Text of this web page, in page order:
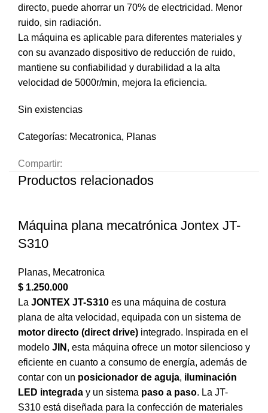
directo, puede ahorrar un 70% de electricidad. Menor
ruido, sin radiación.
La máquina es aplicable para diferentes materiales y
con su avanzado dispositivo de reducción de ruido,
mantiene su confiabilidad y durabilidad a la alta
velocidad de 5000r/min, mejora la eficiencia.
Sin existencias
Categorías: Mecatronica, Planas
Compartir:
Productos relacionados
Máquina plana mecatrónica Jontex JT-
S310
Planas, Mecatronica
$ 1.250.000
La JONTEX JT-S310 es una máquina de costura
plana de alta velocidad, equipada con un sistema de
motor directo (direct drive) integrado. Inspirada en el
modelo JIN , esta máquina ofrece un motor silencioso y
eficiente en cuanto a consumo de energía, además de
contar con un posicionador de aguja, iluminación
LED integrada y un sistema paso a paso. La JT-
S310 está diseñada para la confección de materiales